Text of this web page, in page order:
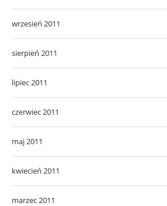
wrzesień 2011
sierpień 2011
lipiec 2011
czerwiec 2011
maj 2011
kwiecień 2011
marzec 2011